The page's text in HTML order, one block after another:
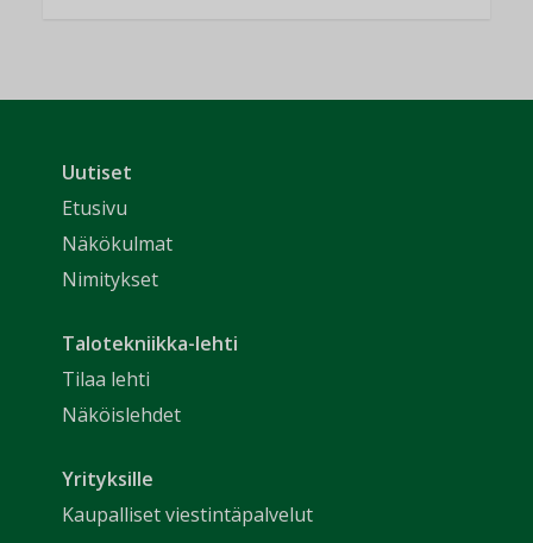
Uutiset
Etusivu
Näkökulmat
Nimitykset
Talotekniikka-lehti
Tilaa lehti
Näköislehdet
Yrityksille
Kaupalliset viestintäpalvelut